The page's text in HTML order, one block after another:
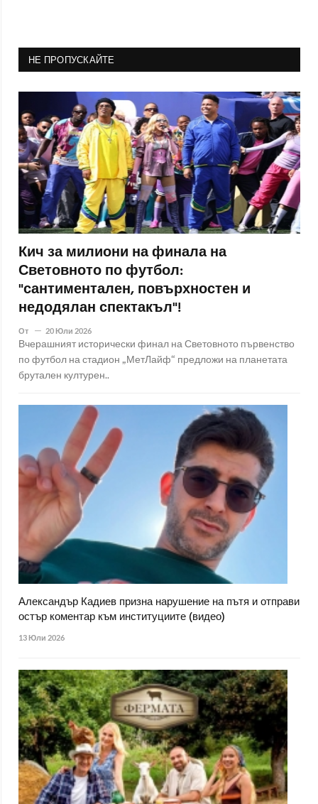
НЕ ПРОПУСКАЙТЕ
Кич за милиони на финала на
Световното по футбол:
"сантиментален, повърхностен и
недодялан спектакъл"!
От 20 Юли 2026
Вчерашният исторически финал на Световното първенство
по футбол на стадион „МетЛайф“ предложи на планетата
брутален културен..
Александър Кадиев призна нарушение на пътя и отправи
остър коментар към институциите (видео)
13 Юли 2026